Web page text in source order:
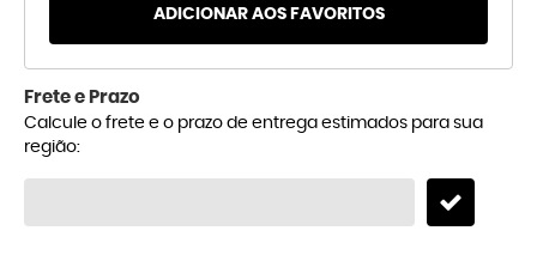
ADICIONAR AOS FAVORITOS
Frete e Prazo
Calcule o frete e o prazo de entrega estimados para sua
região: